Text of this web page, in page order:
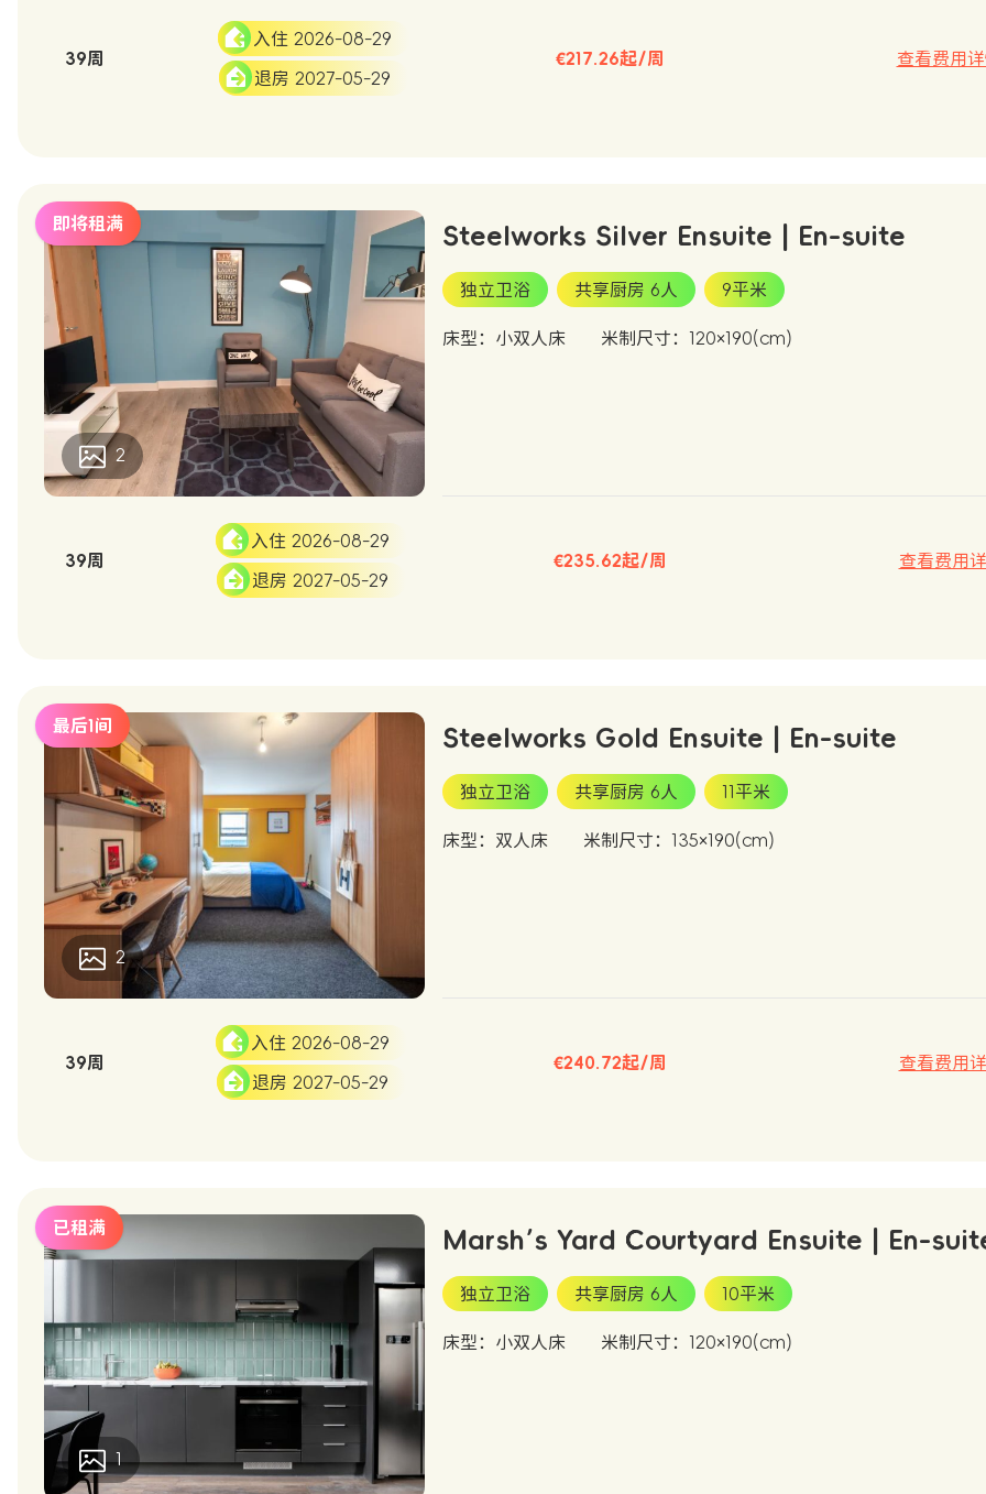
39周
入住 2026-08-29
退房 2027-05-29
€217.26起/周 查看费用
即将租满
2
Steelworks Silver Ensuite | En-suite
独立卫浴 共享厨房 6人 9平米
床型：小双人床 米制尺寸：120×190(cm)
39周
入住 2026-08-29
退房 2027-05-29
€235.62起/周 查看费用
最后1间
2
Steelworks Gold Ensuite | En-suite
独立卫浴 共享厨房 6人 11平米
床型：双人床 米制尺寸：135×190(cm)
39周
入住 2026-08-29
退房 2027-05-29
€240.72起/周 查看费用
已租满
1
Marsh’s Yard Courtyard Ensuite | En-
独立卫浴 共享厨房 6人 10平米
床型：小双人床 米制尺寸：120×190(cm)